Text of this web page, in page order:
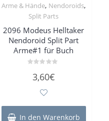
Arme & Hände, Nendoroids,
Split Parts
2096 Modeus Helltaker
Nendoroid Split Part
Arme#1 für Buch
mit
3,60€
In den Warenkorb